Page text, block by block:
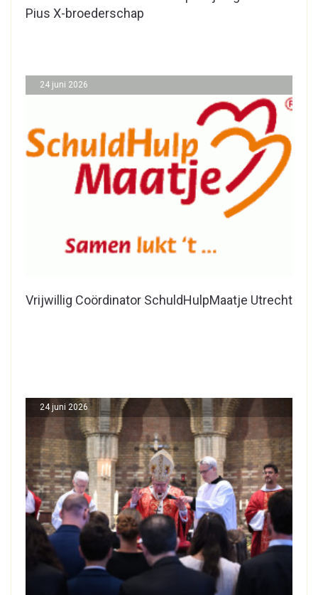
Pius X-broederschap
Vrijwillig Coördinator SchuldHulpMaatje Utrecht
24 juni 2026
24 juni 2026